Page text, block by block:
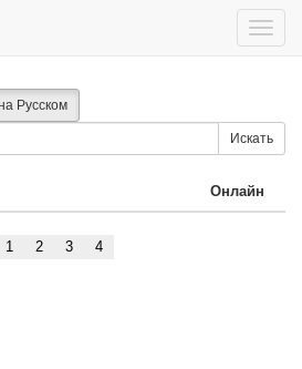
Toggle
Русском
Искать
Онлайн
1 2 3 4